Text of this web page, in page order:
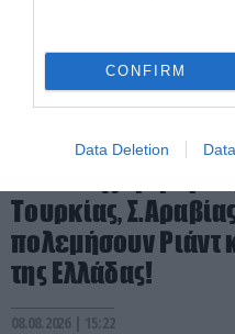
CONFIRM
Data Deletion
PRONEWS.GR / ΔΙΕΘΝΗΣ ΑΣΦΑΛΕΙΑ
Τουρκίας,
πολεμήσουν Ριάντ
της Ελλάδας!
08.08.2026 | 15:22